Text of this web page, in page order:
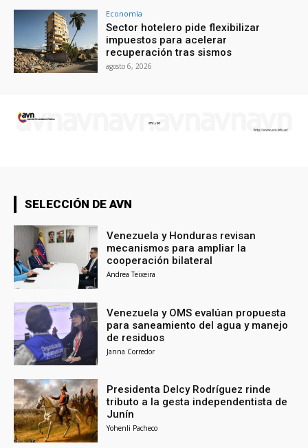
Economía
Sector hotelero pide flexibilizar
impuestos para acelerar
recuperación tras sismos
agosto 6, 2026
SELECCIÓN DE AVN
Venezuela y Honduras revisan
mecanismos para ampliar la
cooperación bilateral
Andrea Teixeira
Venezuela y OMS evalúan propuesta
para saneamiento del agua y manejo
de residuos
Janna Corredor
Presidenta Delcy Rodríguez rinde
tributo a la gesta independentista de
Junín
Yohenli Pacheco